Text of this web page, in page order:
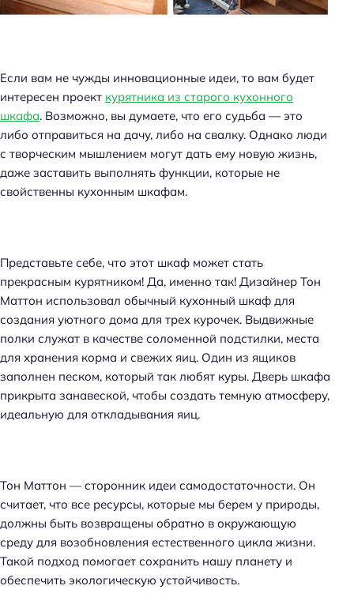
Если вам не чужды инновационные идеи, то вам будет
интересен проект курятника из старого кухонного
шкафа. Возможно, вы думаете, что его судьба — это
либо отправиться на дачу, либо на свалку. Однако люди
с творческим мышлением могут дать ему новую жизнь,
даже заставить выполнять функции, которые не
свойственны кухонным шкафам.
Представьте себе, что этот шкаф может стать
прекрасным курятником! Да, именно так! Дизайнер Тон
Маттон использовал обычный кухонный шкаф для
создания уютного дома для трех курочек. Выдвижные
полки служат в качестве соломенной подстилки, места
для хранения корма и свежих яиц. Один из ящиков
заполнен песком, который так любят куры. Дверь шкафа
прикрыта занавеской, чтобы создать темную атмосферу,
идеальную для откладывания яиц.
Тон Маттон — сторонник идеи самодостаточности. Он
считает, что все ресурсы, которые мы берем у природы,
должны быть возвращены обратно в окружающую
среду для возобновления естественного цикла жизни.
Такой подход помогает сохранить нашу планету и
обеспечить экологическую устойчивость.